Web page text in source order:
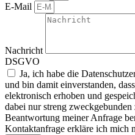
E-Mail
Nachricht
DSGVO
Ja, ich habe die
und bin damit einverstanden,
elektronisch erhoben und
dabei nur streng
Beantwortung meiner Anfrage
Kontaktanfrage erkläre ich mich